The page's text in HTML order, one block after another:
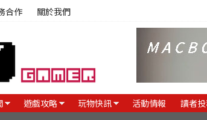
合作 關於我們
遊戲攻略 玩物快訊 活動情報 讀者